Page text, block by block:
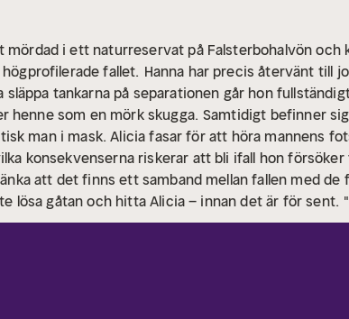
mördad i ett naturreservat på Falsterbohalvön och
fallet. Hanna har precis återvänt till
tankarna på separationen går hon
henne som en mörk skugga. Samtidigt befinner
man i mask. Alicia fasar för att höra mannens
konsekvenserna riskerar att bli ifall hon försöker
att det finns ett samband mellan fallen med de
lösa gåtan och hitta Alicia – innan det är för sent.
i trakterna kring Falsterbo och Malmö. Det är
som utspelar sig i Skåne. Debutanten Zara
och jobbar som biståndshandläggare. "Den som